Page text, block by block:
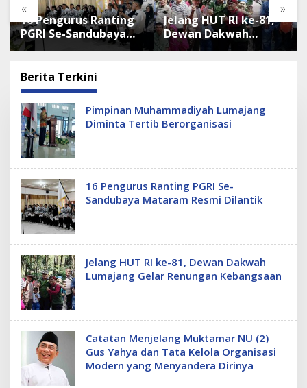
« »
16 Pengurus Ranting
PGRI Se-Sandubaya
Mataram Resmi
Jelang HUT RI ke-81,
Dewan Dakwah
Lumajang Gelar
Berita Terkini
T
R
O
B
O
C
O
Pimpinan Muhammadiyah Lumajang
Diminta Tertib Berorganisasi
16 Pengurus Ranting PGRI Se-
Sandubaya Mataram Resmi Dilantik
Jelang HUT RI ke-81, Dewan Dakwah
Lumajang Gelar Renungan Kebangsaan
Catatan Menjelang Muktamar NU (2)
Gus Yahya dan Tata Kelola Organisasi
Modern yang Menyandera Dirinya